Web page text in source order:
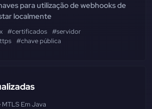
para utilização de webhooks de
localmente
#certificados #servidor
#chave pública
Em Java